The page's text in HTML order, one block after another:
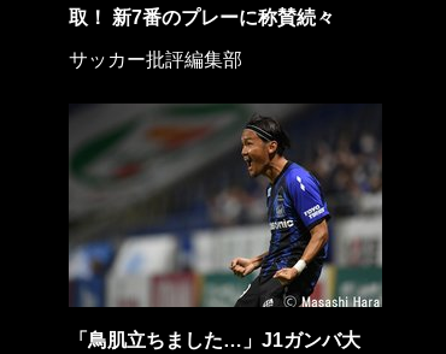
取！ 新7番のプレーに称賛続々
サッカー批評編集部
「鳥肌立ちました…」J1ガンバ大